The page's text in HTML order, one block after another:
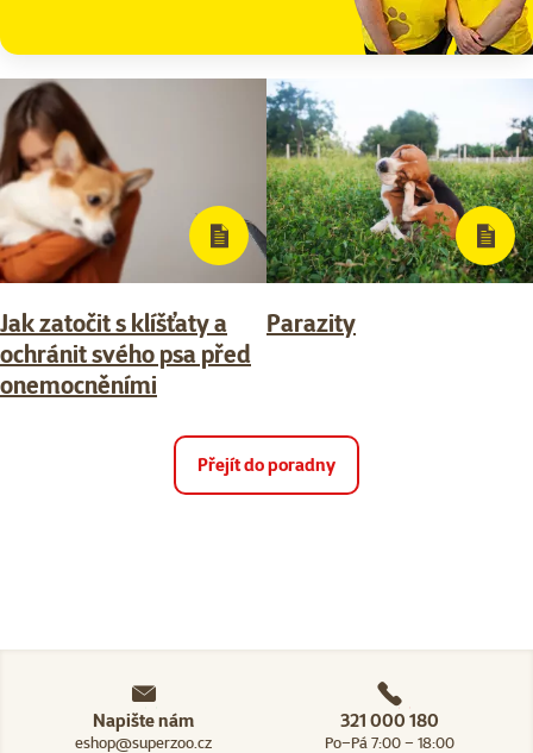
Jak zatočit s klíšťaty a
ochránit svého psa před
onemocněními
Parazity
Přejít do poradny
Napište nám
eshop@superzoo.cz
321 000 180
Po–Pá 7:00 – 18:00